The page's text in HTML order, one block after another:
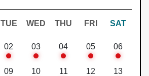
TUE WED THU FRI SAT
02 03 04 05 06
09 10 11 12 13